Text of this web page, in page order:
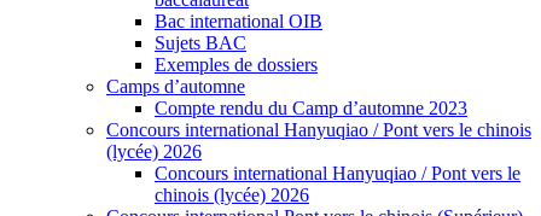
Bac international OIB
Sujets BAC
Exemples de dossiers
Camps d’automne
Compte rendu du Camp d’automne 2023
Concours international Hanyuqiao / Pont vers le chinois
(lycée) 2026
Concours international Hanyuqiao / Pont vers le
chinois (lycée) 2026